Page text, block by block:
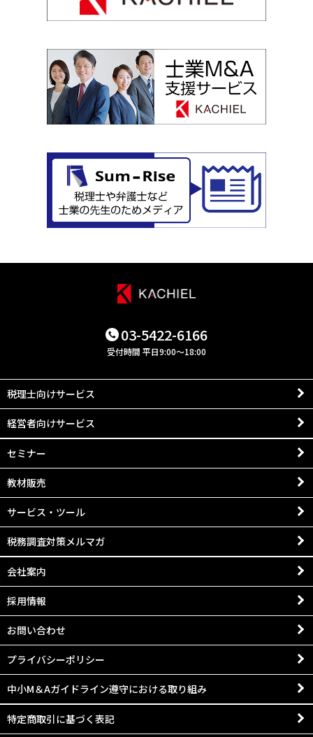
03-5422-6166
受付時間 平日9:00～18:00
税理士向けサービス
経営者向けサービス
セミナー
教材販売
サービス・ツール
税務調査対策メルマガ
会社案内
採用情報
お問い合わせ
プライバシーポリシー
中小M＆Aガイドライン遵守における取り組み
特定商取引に基づく表記